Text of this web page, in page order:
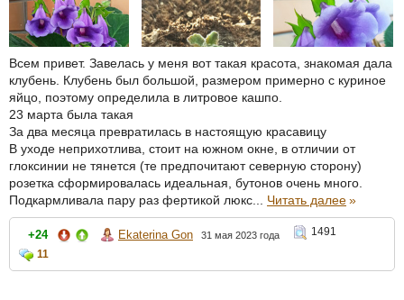
Всем привет. Завелась у меня вот такая красота, знакомая дала
клубень. Клубень был большой, размером примерно с куриное
яйцо, поэтому определила в литровое кашпо.
23 марта была такая
За два месяца превратилась в настоящую красавицу
В уходе неприхотлива, стоит на южном окне, в отличии от
глоксинии не тянется (те предпочитают северную сторону)
розетка сформировалась идеальная, бутонов очень много.
Подкармливала пару раз фертикой люкс... Читать далее»
+24 Ekaterina Gon 31 мая 2023 года
1491
11